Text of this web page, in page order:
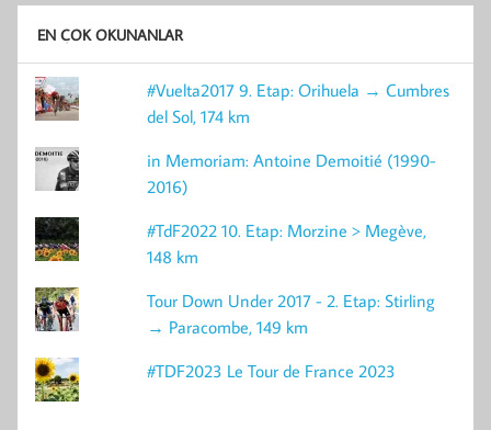
EN ÇOK OKUNANLAR
#Vuelta2017 9. Etap: Orihuela → Cumbres
del Sol, 174 km
in Memoriam: Antoine Demoitié (1990-
2016)
#TdF2022 10. Etap: Morzine > Megève,
148 km
Tour Down Under 2017 - 2. Etap: Stirling
→ Paracombe, 149 km
#TDF2023 Le Tour de France 2023